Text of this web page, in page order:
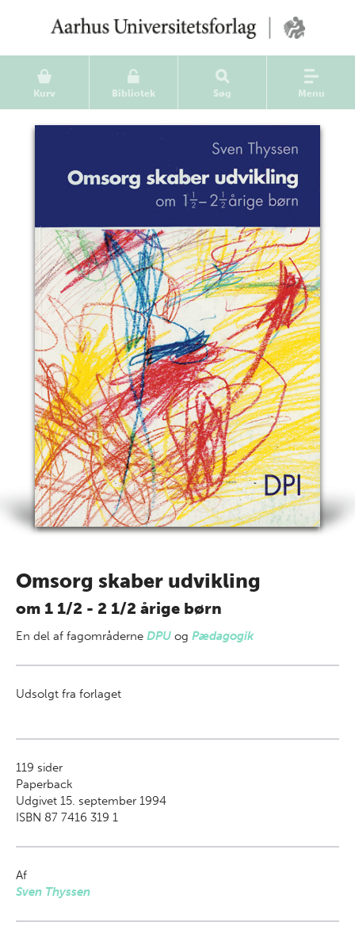
Kurv Bibliotek Søg Menu
Omsorg skaber udvikling
om 1 1/2 - 2 1/2 årige børn
En del af fagområderne DPU og Pædagogik
Udsolgt fra forlaget
119 sider
Paperback
Udgivet 15. september 1994
ISBN 87 7416 319 1
Af
Sven Thyssen